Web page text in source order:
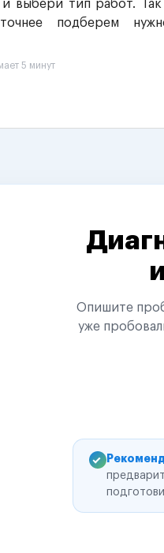
выбери тип работ.
подберем
5 минут
Опишите
уже